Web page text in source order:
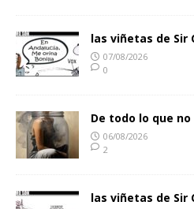
las viñetas de Sir
07/08/2026
0
De todo lo que
06/08/2026
2
las viñetas de Sir